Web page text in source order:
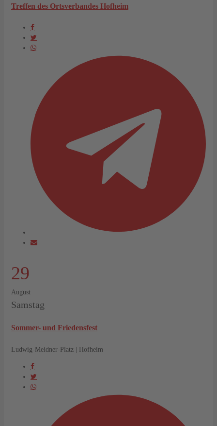
Treffen des Ortsverbandes Hofheim
29
August
Samstag
Sommer- und Friedensfest
Ludwig-Meidner-Platz | Hofheim